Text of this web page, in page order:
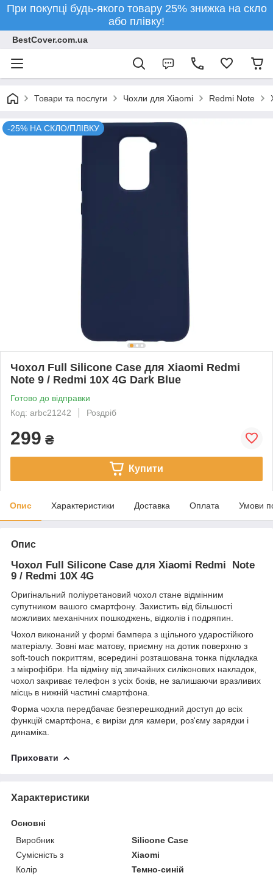
При покупці будь-якого товару 25% знижка на скло
або плівку!
BestCover.com.ua
Товари та послуги Чохли для Xiaomi Redmi Note
-25% НА СКЛО/ПЛІВКУ
Чохол Full Silicone Case для Xiaomi Redmi
Note 9 / Redmi 10X 4G Dark Blue
Готово до відправки
Код: arbc21242
Роздріб
299 ₴
Купити
Опис Характеристики Доставка Оплата Умови
Опис
Чохол Full Silicone Case для Xiaomi Redmi Note
9 / Redmi 10X 4G
Оригінальний поліуретановий чохол стане відмінним
супутником вашого смартфону. Захистить від більшості
можливих механічних пошкоджень, відколів і подряпин.
Чохол виконаний у формі бампера з щільного ударостійкого
матеріалу. Зовні має матову, приємну на дотик поверхню з
soft-touch покриттям, всередині розташована тонка підкладка
з мікрофібри. На відміну від звичайних силіконових накладок,
чохол закриває телефон з усіх боків, не залишаючи вразливих
місць в нижній частині смартфона.
Форма чохла передбачає безперешкодний доступ до всіх
функцій смартфона, є вирізи для камери, роз'єму зарядки і
динаміка.
Приховати
Характеристики
Основні
Виробник
Silicone Case
Сумісність з
Xiaomi
Колір
Темно-синій